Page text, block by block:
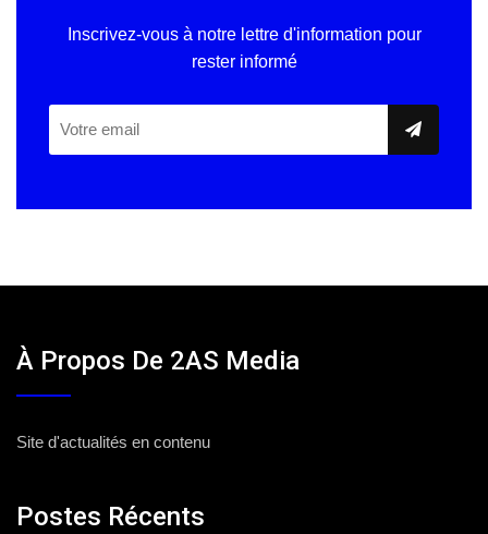
Inscrivez-vous à notre lettre d'information pour
rester informé
À Propos De 2AS Media
Site d'actualités en contenu
Postes Récents